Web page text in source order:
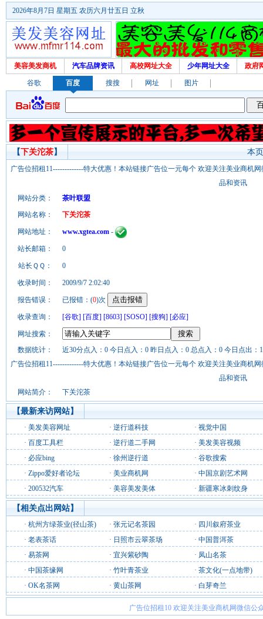
2026年8月7日 星期五 农历六月廿五日 立秋
美容美发商机 汽车品牌资讯 高校网址大全 少年网址大全 政府
谷歌 百度 搜搜 网址 图片
本
【下关沱茶】
广告位招租11-------------特大优惠！本站链接广告位一元每个 欢迎关注美业商机
品和资讯
网站分类：
茶叶联盟
网站名称：
下关沱茶
网站地址： www.xgtea.com -
站长邮箱： 0
站长ＱＱ： 0
收录时间： 2009/9/7 2:02:40
报告错误： 已报错：(0)次
收录查询： [谷歌] [百度] [8603] [SOSO] [搜狗] [必应]
网址搜索：
数据统计：
近30分点入：0 今日点入：0 昨日点入：0 总点入：0 今日点出：
广告位招租11-------------特大优惠！本站链接广告位一元每个 欢迎关注美业商机
品和资讯
网站简介：
下关沱茶
【最新来访网站】
· 美发美容网址 · 逆行道科技 · 视觉中国
· 百度工具栏 · 逆行道二手网 · 美发美容视频
· 必应bing · 徐州逆行道 · 谷歌搜索
· Zippo爱好者论坛 · 美业商机网 · 中国京剧艺术网
· 200532汽车 · 美容美发美体 · 新疆寒冰刺纹身
【相关点出网站】
· 杭州方绿茶业(径山茶) · 张元记名茶园 · 四川叙府茶业
· 老表茶话 · 日照市云翠茶场 · 中国普洱茶
· 易茶网 · 宜兴紫砂陶 · 凤山名茶
· 中国茶缘网 · 竹叶青茶业 · 茶文化(一点地带)
· OK名茶网 · 黄山茶网 · 白芽奇兰
广告位招租10 欢迎关注美业商机网微信公